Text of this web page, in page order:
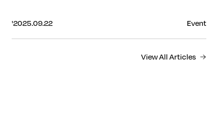
取りを大きく変えることなく、生活
まいが本来持つ魅力を損なわず、現
【3件同時】にご覧いただけます。
それぞれ異なるコンセプト・間取
り・デザインを体感できる貴重な機
'2025.09.22
[https://storage.googleapis.com/p_62e882a5ddd6e2dd4a7ea490/
941dca3939e3/
Event
View All Articles